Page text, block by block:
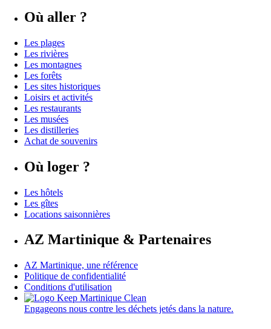
Où aller ?
Les plages
Les rivières
Les montagnes
Les forêts
Les sites historiques
Loisirs et activités
Les restaurants
Les musées
Les distilleries
Achat de souvenirs
Où loger ?
Les hôtels
Les gîtes
Locations saisonnières
AZ Martinique & Partenaires
AZ Martinique, une référence
Politique de confidentialité
Conditions d'utilisation
Engageons nous contre les déchets jetés dans la nature.